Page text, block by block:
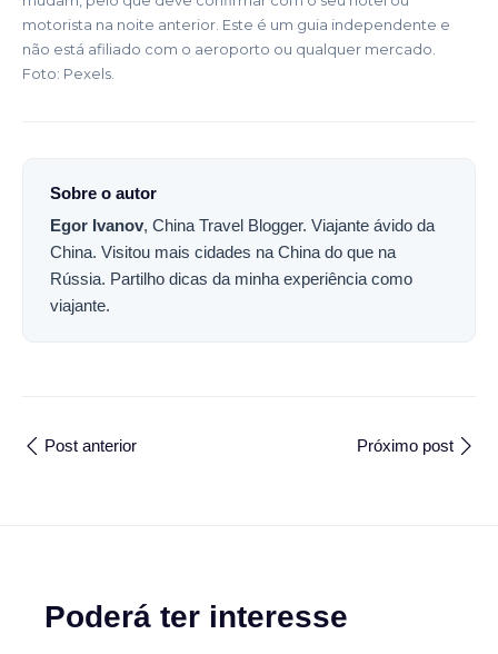
motorista na noite anterior. Este é um guia independente e
não está afiliado com o aeroporto ou qualquer mercado.
Foto: Pexels.
Sobre o autor
Egor Ivanov, China Travel Blogger. Viajante ávido da
China. Visitou mais cidades na China do que na
Rússia. Partilho dicas da minha experiência como
viajante.
Post anterior Próximo post
Poderá ter interesse